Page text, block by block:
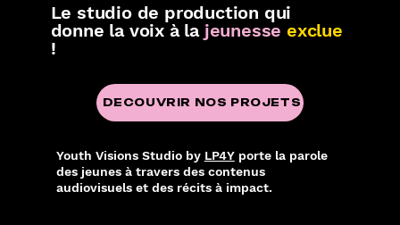
Le studio de production qui
donne la voix à la jeunesse exclue
!
DECOUVRIR NOS PROJETS
Youth Visions Studio by LP4Yporte la parole
des jeunes à travers des contenus
audiovisuels et des récits à impact.